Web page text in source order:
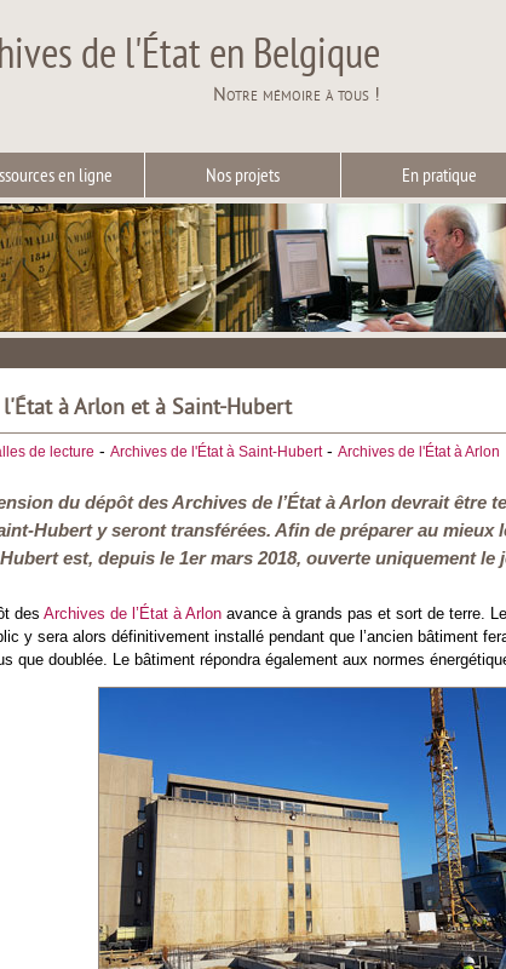
de l'État en Belgique
Notre mémoire à tous !
en ligne Nos projets En pratique
à Arlon et à Saint-Hubert
de lecture - Archives de l'État à Saint-Hubert- Archives de l'État à Arlon
du dépôt des Archives de l’État à Arlon devrait être
Hubert y seront transférées. Afin de préparer au mieux
est, depuis le 1er mars 2018, ouverte uniquement le
des Archives de l’État à Arlon avance à grands pas et sort de terre.
y sera alors définitivement installé pendant que l’ancien bâtiment
que doublée. Le bâtiment répondra également aux normes